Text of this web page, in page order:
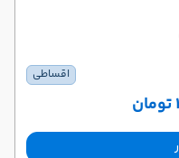
اقساطی